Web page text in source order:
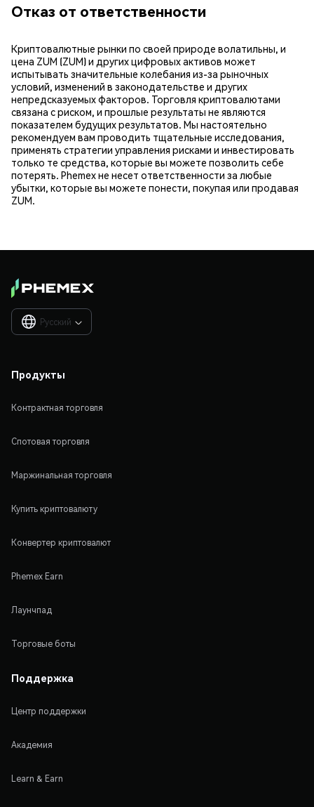
Отказ от ответственности
Криптовалютные рынки по своей природе волатильны, и
цена ZUM (ZUM) и других цифровых активов может
испытывать значительные колебания из-за рыночных
условий, изменений в законодательстве и других
непредсказуемых факторов. Торговля криптовалютами
связана с риском, и прошлые результаты не являются
показателем будущих результатов. Мы настоятельно
рекомендуем вам проводить тщательные исследования,
применять стратегии управления рисками и инвестировать
только те средства, которые вы можете позволить себе
потерять. Phemex не несет ответственности за любые
убытки, которые вы можете понести, покупая или продавая
ZUM.
Русский 
Продукты
Контрактная торговля
Спотовая торговля
Маржинальная торговля
Купить криптовалюту
Конвертер криптовалют
Phemex Earn
Лаунчпад
Торговые боты
Поддержка
Центр поддержки
Академия
Learn & Earn